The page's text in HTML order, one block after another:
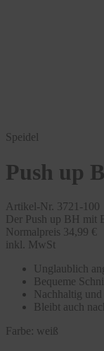
Speidel
Push up
Artikel-Nr. 3721-100
Der Push up BH mit
Normalpreis 34,99 €
inkl. MwSt
Unglaublich
Bequeme
Nachhaltig
Bleibt auch
Farbe: weiß